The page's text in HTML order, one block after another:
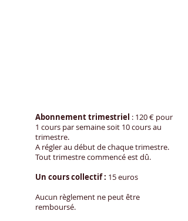
Abonnement trimestriel : 120€ pour
1 cours par semaine soit 10 cours au
trimestre.
A régler au début de chaque trimestre.
Tout trimestre commencé est dû.
Un cours collectif : 15 euros
Aucun règlement ne peut être
remboursé.